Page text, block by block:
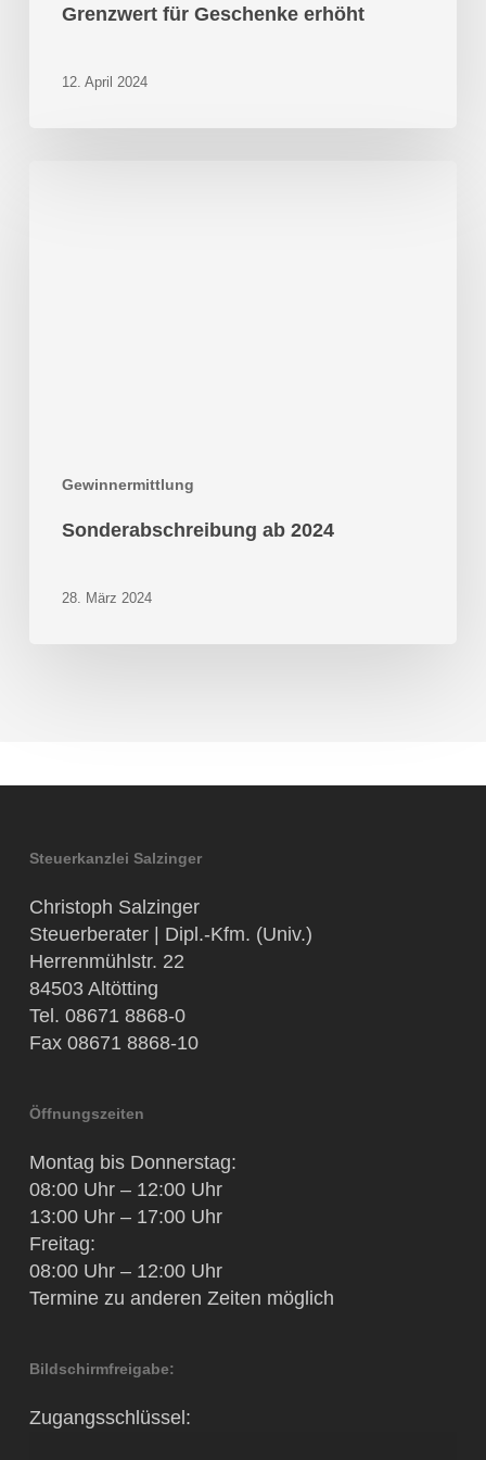
Grenzwert für Geschenke erhöht
12. April 2024
Gewinnermittlung
Sonderabschreibung ab 2024
28. März 2024
Steuerkanzlei Salzinger
Christoph Salzinger
Steuerberater | Dipl.-Kfm. (Univ.)
Herrenmühlstr. 22
84503 Altötting
Tel. 08671 8868-0
Fax 08671 8868-10
Öffnungszeiten
Montag bis Donnerstag:
08:00 Uhr – 12:00 Uhr
13:00 Uhr – 17:00 Uhr
Freitag:
08:00 Uhr – 12:00 Uhr
Termine zu anderen Zeiten möglich
Bildschirmfreigabe:
Zugangsschlüssel: